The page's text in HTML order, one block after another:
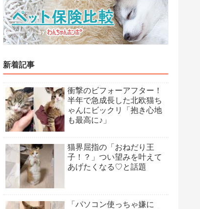
新着記事
衝撃のビフォーアフター！
半年で急成長した北欧猫ち
ゃんにビックリ「抱き心地
も最高に♪」
猫界屈指の「おねだり王
子！？」つい望みを叶えて
あげたくなる♡と話題
「パソコン使っちゃ嫌に